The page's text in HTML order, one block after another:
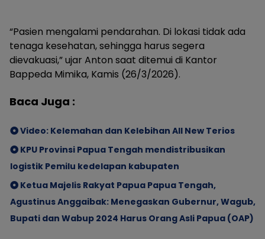
“Pasien mengalami pendarahan. Di lokasi tidak ada
tenaga kesehatan, sehingga harus segera
dievakuasi,” ujar Anton saat ditemui di Kantor
Bappeda Mimika, Kamis (26/3/2026).
Baca Juga :
Video: Kelemahan dan Kelebihan All New Terios
KPU Provinsi Papua Tengah mendistribusikan
logistik Pemilu kedelapan kabupaten
Ketua Majelis Rakyat Papua Papua Tengah,
Agustinus Anggaibak: Menegaskan Gubernur, Wagub,
Bupati dan Wabup 2024 Harus Orang Asli Papua (OAP)